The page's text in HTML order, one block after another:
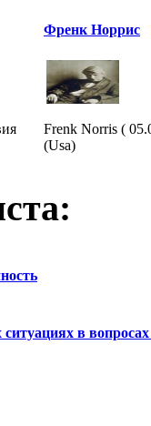
Френк Норрис
Frenk Norris (
(Usa)
в вопросах